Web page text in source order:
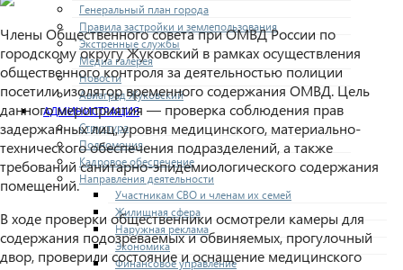
Генеральный план города
Правила застройки и землепользования
Экстренные службы
Медиа галерея
Новости
Авиаград Жуковский
АДМИНИСТРАЦИЯ
Структура
Полномочия
Кадровое обеспечение
Направления деятельности
Участникам СВО и членам их семей
Жилищная сфера
Наружная реклама
Экономика
Финансовое управление
Члены Общественного совета при ОМВД России по
городскому округу Жуковский в рамках осуществления
общественного контроля за деятельностью полиции
посетили изолятор временного содержания ОМВД. Цель
данного мероприятия — проверка соблюдения прав
задержанных лиц, уровня медицинского, материально-
технического обеспечения подразделений, а также
требований санитарно-эпидемиологического содержания
помещений.
В ходе проверки общественники осмотрели камеры для
содержания подозреваемых и обвиняемых, прогулочный
двор, проверили состояние и оснащение медицинского